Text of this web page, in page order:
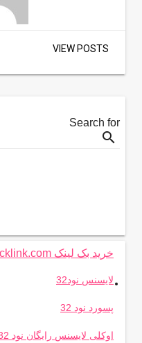
VIEW POSTS
Search for
search
.
خرید بک لینک behtarinbacklink.com
لایسنس نود32
پسورد نود 32
اوکلی لایسنس رایگان نود 32